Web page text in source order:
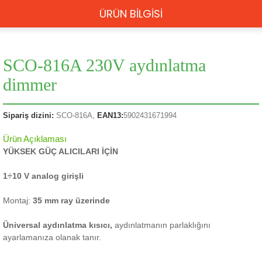
ÜRÜN BİLGİSİ
SCO-816A 230V aydınlatma
dimmer
Sipariş dizini: SCO-816A, EAN13:5902431671994
Ürün Açıklaması
YÜKSEK GÜÇ ALICILARI İÇİN
1÷10 V analog girişli
Montaj: 35 mm ray üzerinde
Üniversal aydınlatma kısıcı, aydınlatmanın parlaklığını
ayarlamanıza olanak tanır.